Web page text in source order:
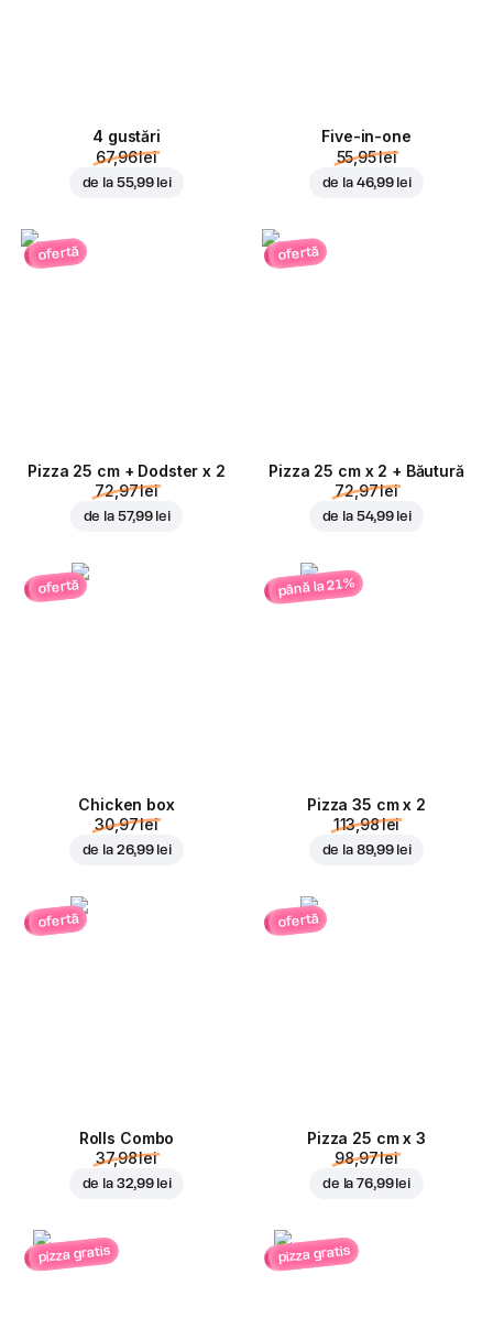
4 gustări
67,96 lei
de la 55,99 lei
Five-in-one
55,95 lei
de la 46,99 lei
ofertă
Pizza 25 cm + Dodster x 2
72,97 lei
de la 57,99 lei
ofertă
Pizza 25 cm x 2 + Băutură
72,97 lei
de la 54,99 lei
ofertă
Chicken box
30,97 lei
de la 26,99 lei
până la 21%
Pizza 35 cm x 2
113,98 lei
de la 89,99 lei
ofertă
Rolls Combo
37,98 lei
de la 32,99 lei
ofertă
Pizza 25 cm x 3
98,97 lei
de la76,99 lei
pizza gratis pizza gratis